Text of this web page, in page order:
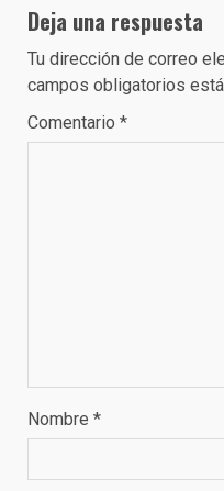
Deja una respuesta
Tu dirección de correo
campos obligatorios
Comentario *
Nombre *